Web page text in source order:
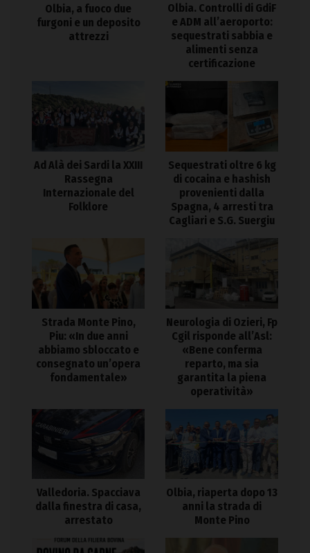
Olbia, a fuoco due
furgoni e un deposito
attrezzi
Olbia. Controlli di GdiF
e ADM all’aeroporto:
sequestrati sabbia e
alimenti senza
certificazione
Ad Alà dei Sardi la XXIII
Rassegna
Internazionale del
Folklore
Sequestrati oltre 6 kg
di cocaina e hashish
provenienti dalla
Spagna, 4 arresti tra
Cagliari e S.G. Suergiu
Strada Monte Pino,
Piu: «In due anni
abbiamo sbloccato e
consegnato un’opera
fondamentale»
Neurologia di Ozieri, Fp
Cgil risponde all’Asl:
«Bene conferma
reparto, ma sia
garantita la piena
operatività»
Valledoria. Spacciava
dalla finestra di casa,
arrestato
Olbia, riaperta dopo 13
anni la strada di
Monte Pino